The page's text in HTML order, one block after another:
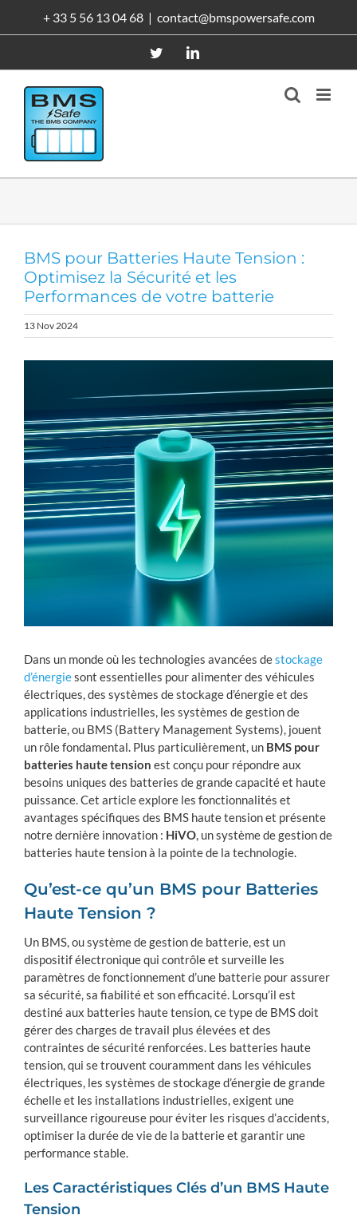
+ 33 5 56 13 04 68 | contact@bmspowersafe.com
TwitterLinkedIn
BMS pour Batteries Haute Tension :
Optimisez la Sécurité et les
Performances de votre batterie
13 Nov 2024
Dans un monde où les technologies avancées destockage
d’énergiesont essentielles pour alimenter des véhicules
électriques, des systèmes de stockage d’énergie et des
applications industrielles, les systèmes de gestion de
batterie, ou BMS (Battery Management Systems), jouent
un rôle fondamental. Plus particulièrement, un BMS pour
batteries haute tension est conçu pour répondre aux
besoins uniques des batteries de grande capacité et haute
puissance. Cet article explore les fonctionnalités et
avantages spécifiques des BMS haute tension et présente
notre dernière innovation : HiVO, un système de gestion de
batteries haute tension à la pointe de la technologie.
Qu’est-ce qu’un BMS pour Batteries
Haute Tension ?
Un BMS, ou système de gestion de batterie, est un
dispositif électronique qui contrôle et surveille les
paramètres de fonctionnement d’une batterie pour assurer
sa sécurité, sa fiabilité et son efficacité. Lorsqu’il est
destiné aux batteries haute tension, ce type de BMS doit
gérer des charges de travail plus élevées et des
contraintes de sécurité renforcées. Les batteries haute
tension, qui se trouvent couramment dans les véhicules
électriques, les systèmes de stockage d’énergie de grande
échelle et les installations industrielles, exigent une
surveillance rigoureuse pour éviter les risques d’accidents,
optimiser la durée de vie de la batterie et garantir une
performance stable.
Les Caractéristiques Clés d’un BMS Haute
Tension